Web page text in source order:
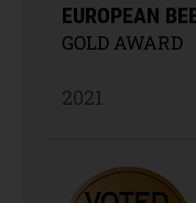
EUROPEAN
GOLD AWARD
2021